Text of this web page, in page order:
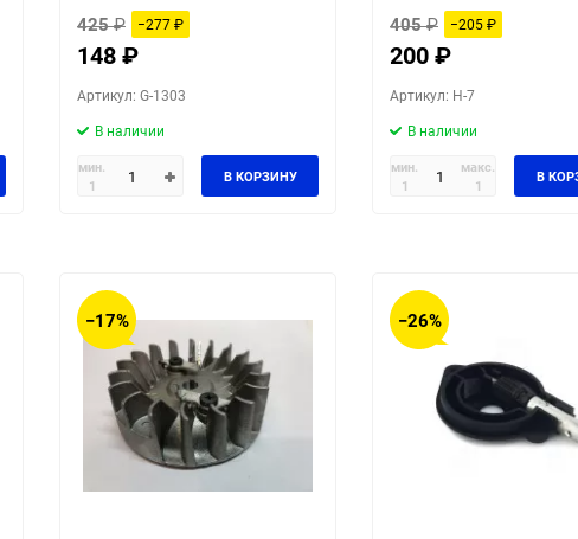
425 ₽ −277₽
148₽
Артикул: G-1303
В наличии
мин.
1
В КОРЗИНУ
405 ₽ −205₽
200₽
Артикул: H-7
В наличии
мин.
1
макс.
1
В
−17% −26%